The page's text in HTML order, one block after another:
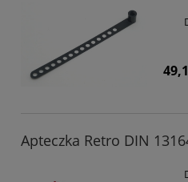
Apteczka Retro DIN